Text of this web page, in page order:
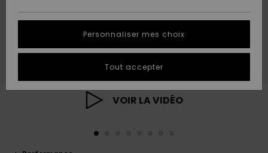
A
Découvrir
A
Découvrir
tailles
conversation
pour
plus rapide
QUIKSILVER
VOIR LA VIDÉO
Personnaliser mes choix
Tout accepter